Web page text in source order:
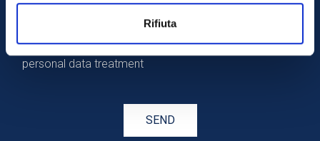
Rifiuta
I accept the conditions on ourPrivacy Policyabout
personal data treatment